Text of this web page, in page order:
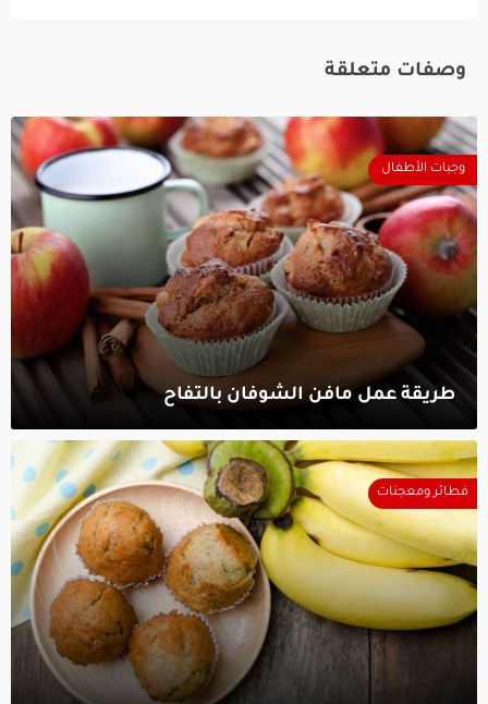
وصفات متعلقة
وجبات الأطفال
طريقة عمل مافن الشوفان بالتفاح‎
فطائر ومعجنات